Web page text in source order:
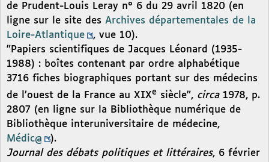
de Prudent-Louis Leray n° 6 du 29 avril 1820 (en
ligne sur le site des Archives départementales de la
Loire-Atlantique
, vue 10).
"Papiers scientifiques de Jacques Léonard (1935-
1988) : boîtes contenant par ordre alphabétique
3716 fiches biographiques portant sur des médecins
de l’ouest de la France au XIXe siècle", circa1978, p.
2807 (en ligne sur la Bibliothèque numérique de
Bibliothèque interuniversitaire de médecine,
Médic@
).
Journal des débats politiques et littéraires, 6 février